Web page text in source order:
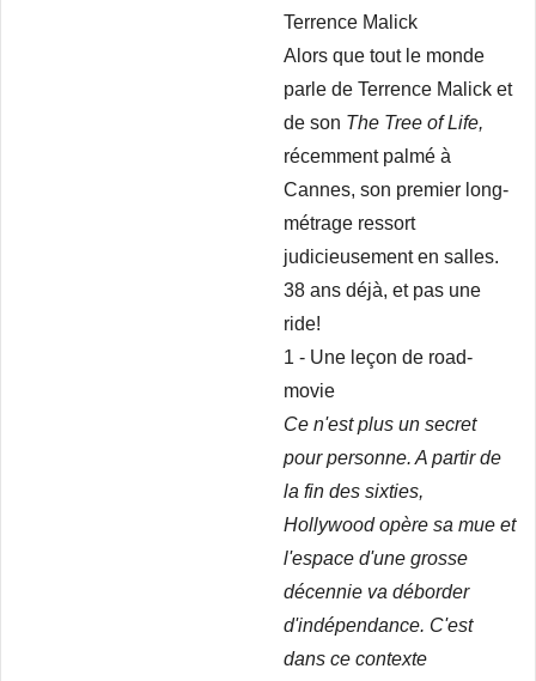
Terrence Malick
Alors que tout le monde
parle de Terrence Malick et
de son The Tree of Life,
récemment palmé à
Cannes, son premier long-
métrage ressort
judicieusement en salles.
38 ans déjà, et pas une
ride!
1 - Une leçon de road-
movie
Ce n'est plus un secret
pour personne. A partir de
la fin des sixties,
Hollywood opère sa mue et
l'espace d'une grosse
décennie va déborder
d'indépendance. C'est
dans ce contexte